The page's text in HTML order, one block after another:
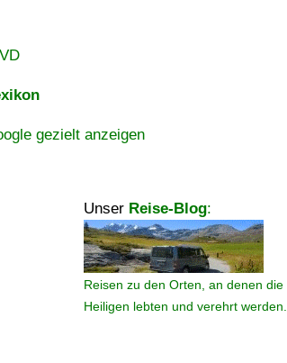
gezielt anzeigen
Unser Reise-Blog:
Reisen zu den Orten, an denen die
Heiligen lebten und verehrt werden.